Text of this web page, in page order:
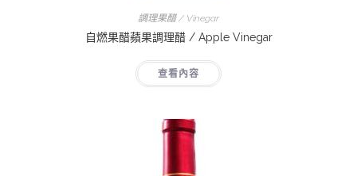
調理果醋 / Vinegar
自燃果醋蘋果調理醋 / Apple Vinegar
查看內容